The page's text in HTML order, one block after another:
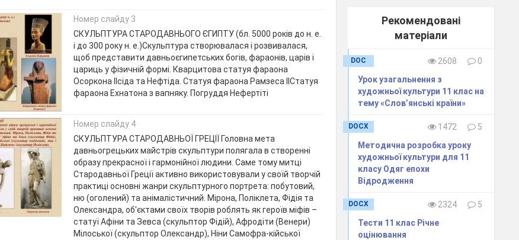
Номер слайду 3
СКУЛЬПТУРА СТАРОДАВНЬОГО ЄГИПТУ (бл. 5000 років до н. е.
і до 300 року н. е.)Скульптура створювалася і розвивалася,
щоб представити давньоєгипетських богів, фараонів, царів і
цариць у фізичній формі. Кварцитова статуя фараона
Осоркона IІсіда та Нефтіда. Статуя фараона Рамзеса ІІСтатуя
фараона Ехнатона з вапняку. Погруддя Нефертіті
Номер слайду 4
СКУЛЬПТУРА СТАРОДАВНЬОЇ ГРЕЦІЇ Головна мета
давньогрецьких майстрів скульптури полягала в створенні
образу прекрасної і гармонійної людини. Саме тому митці
Стародавньої Греції активно використовували у своїй творчій
практиці основні жанри скульптурного портрета: побутовий,
ню (оголений) та анімалістичний. Мірона, Поліклета, Фідія та
Олександра, об'єктами своїх творів роблять як героїв міфів –
статуї Афіни та Зевса (скульптор Фідій), Афродіти (Венери)
Мілоської (скульптор Олександр), Ніни Самофра-кійської
Рекомендовані
матеріали
DOC 2608
0
Урок узагальнення з
художньої культури 11 клас на
тему «Слов’янські країни»
DOCX 1472
5
Методична розробка уроку
художньої культури для 11
класу Одяг епохи
Відродження
DOCX 2324
5
Тести 11 клас Річне
оцінювання